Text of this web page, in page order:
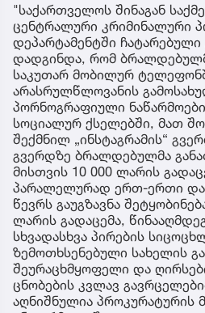
"საქართველოს შინაგან
ცენტრალური კრიმინალური
დეპარტამენტში ჩატარებული
დადგინდა, რომ
საკუთარ მობილურ
არასრულწლოვანის
პორნოგრაფიული
სოციალურ ქსელებში, მათ
შექმნილ „ინსტაგრამის“
გვერდზე ბრალდებულმა
მისთვის 10 000 ლარის
პარალელურად ერთ-ერთი
წევრს გაუგზავნა
ლარის გადაცემა,
სხვადასხვა პირების
ზემოთხსენებული სახელის
შეურაცხმყოფელი და
ცნობების კვლავ
აღნიშნულია პროკურატურის